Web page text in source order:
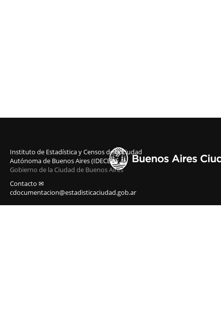
Instituto de Estadística y Censos de la Ciudad
Autónoma de Buenos Aires (IDECBA)
Gobierno de la Ciudad de Buenos Aires
Contacto ✉
cdocumentacion@estadisticaciudad.gob.ar